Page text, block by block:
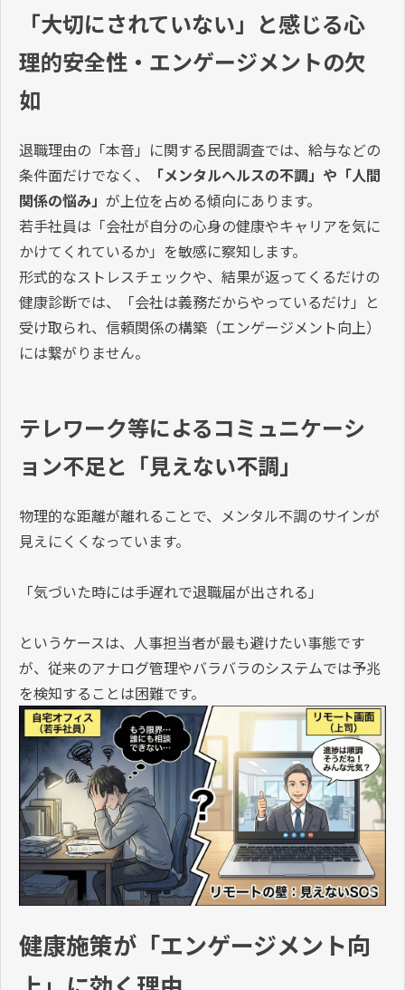
「大切にされていない」と感じる心
理的安全性・エンゲージメントの欠
如
退職理由の「本音」に関する民間調査では、給与などの
条件面だけでなく、
「メンタルヘルスの不調」や「人間
関係の悩み」 が上位を占める傾向にあります。
若手社員は「会社が自分の心身の健康やキャリアを気に
かけてくれているか」を敏感に察知します。
形式的なストレスチェックや、結果が返ってくるだけの
健康診断では、「会社は義務だからやっているだけ」と
受け取られ、信頼関係の構築（エンゲージメント向上）
には繋がりません。
テレワーク等によるコミュニケーシ
ョン不足と「見えない不調」
物理的な距離が離れることで、メンタル不調のサインが
見えにくくなっています。
「気づいた時には手遅れで退職届が出される」
というケースは、人事担当者が最も避けたい事態です
が、従来のアナログ管理やバラバラのシステムでは予兆
を検知することは困難です。
健康施策が「エンゲージメント向